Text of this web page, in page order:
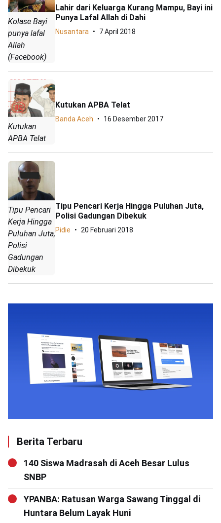
Kolase Bayi
punya lafal
Allah
(Facebook)
Lahir dari Keluarga Kurang Mampu, Bayi ini
Punya Lafal Allah di Dahi
Nusantara 7 April 2018
Kutukan
APBA Telat
Kutukan APBA Telat
Banda Aceh 16 Desember 2017
Tipu Pencari
Kerja Hingga
Puluhan Juta,
Polisi
Gadungan
Dibekuk
Tipu Pencari Kerja Hingga Puluhan Juta,
Polisi Gadungan Dibekuk
Pidie 20 Februari 2018
Berita Terbaru
140 Siswa Madrasah di Aceh Besar Lulus
SNBP
YPANBA: Ratusan Warga Sawang Tinggal di
Huntara Belum Layak Huni